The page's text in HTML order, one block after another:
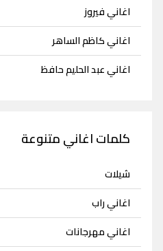
اغاني فيروز
اغاني كاظم الساهر
اغاني عبد الحليم حافظ
كلمات اغاني متنوعة
شيلات
اغاني راب
اغاني مهرجانات